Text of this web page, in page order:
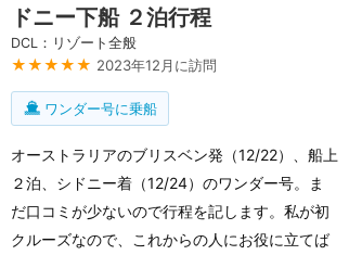
ドニー下船 ２泊行程
DCL：リゾート全般
★★★★★ 2023年12月に訪問
ワンダー号に乗船
オーストラリアのブリスベン発（12/22）、船上
２泊、シドニー着（12/24）のワンダー号。ま
だ口コミが少ないので行程を記します。私が初
クルーズなので、これからの人にお役に立てば